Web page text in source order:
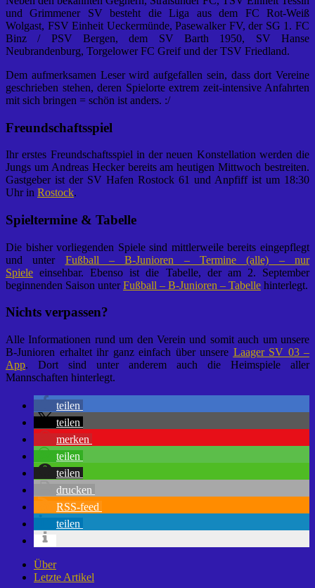
und Grimmener SV besteht die Liga aus dem FC Rot-Weiß
Wolgast, FSV Einheit Ueckermünde, Pasewalker FV, der SG 1. FC
Binz / PSV Bergen, dem SV Barth 1950, SV Hanse
Neubrandenburg, Torgelower FC Greif und der TSV Friedland.
Dem aufmerksamen Leser wird aufgefallen sein, dass dort Vereine
geschrieben stehen, deren Spielorte extrem zeit-intensive Anfahrten
mit sich bringen = schön ist anders. :/
Freundschaftsspiel
Ihr erstes Freundschaftsspiel in der neuen Konstellation werden die
Jungs um Andreas Hecker bereits am heutigen Mittwoch bestreiten.
Gastgeber ist der SV Hafen Rostock 61 und Anpfiff ist um 18:30
Uhr in Rostock.
Spieltermine & Tabelle
Die bisher vorliegenden Spiele sind mittlerweile bereits eingepflegt
und unter Fußball – B-Junioren – Termine (alle) – nur
Spiele einsehbar. Ebenso ist die Tabelle, der am 2. September
beginnenden Saison unterFußball – B-Junioren – Tabelle hinterlegt.
Nichts verpassen?
Alle Informationen rund um den Verein und somit auch um unsere
B-Junioren erhaltet ihr ganz einfach über unsere Laager SV 03 –
App. Dort sind unter anderem auch die Heimspiele aller
Mannschaften hinterlegt.
teilen
teilen
merken
teilen
teilen
drucken
RSS-feed
teilen
Über
Letzte Artikel